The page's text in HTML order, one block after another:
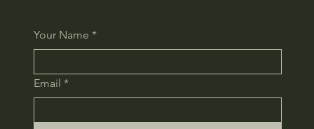
Your Name *
Email *